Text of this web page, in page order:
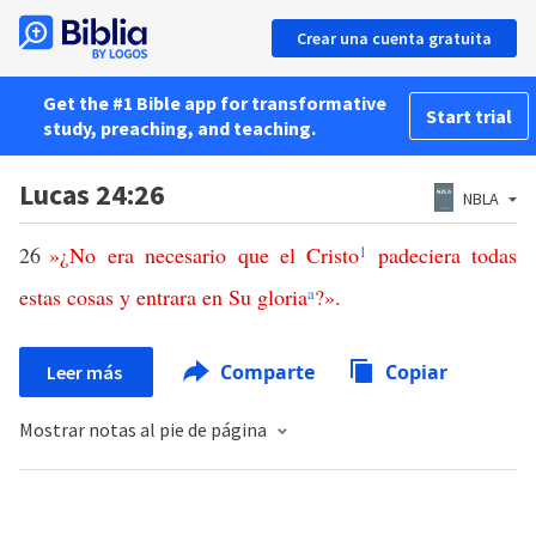
Crear una cuenta gratuita
Get the #1 Bible app for transformative
study, preaching, and teaching.
Start trial
Lucas 24:26 NBLA
26 »¿No era necesario que el Cristo1 padeciera todas
estas cosas y entrara en Su gloriaa?».
Leer más Comparte Copiar
Mostrar notas al pie de página